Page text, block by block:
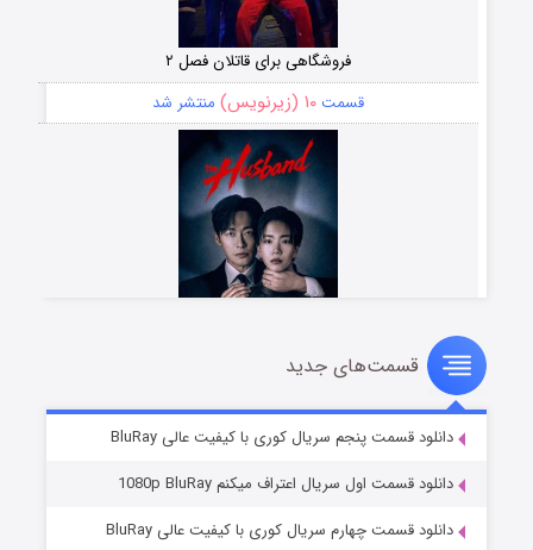
فروشگاهی برای قاتلان فصل ۲
قسمت۱۰ (زیرنویس) منتشر شد
قسمت۸ (زیرنویس) منتشر شد
قسمت‌های جدید
دانلود قسمت پنجم سریال کوری با کیفیت عالی BluRay
دانلود قسمت اول سریال اعتراف میکنم 1080p BluRay
دانلود قسمت چهارم سریال کوری با کیفیت عالی BluRay